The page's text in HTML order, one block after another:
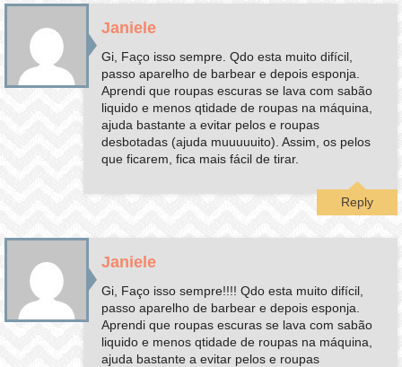
Janiele
Gi, Faço isso sempre. Qdo esta muito difícil,
passo aparelho de barbear e depois esponja.
Aprendi que roupas escuras se lava com sabão
liquido e menos qtidade de roupas na máquina,
ajuda bastante a evitar pelos e roupas
desbotadas (ajuda muuuuuito). Assim, os pelos
que ficarem, fica mais fácil de tirar.
Reply
Janiele
Gi, Faço isso sempre!!!! Qdo esta muito difícil,
passo aparelho de barbear e depois esponja.
Aprendi que roupas escuras se lava com sabão
liquido e menos qtidade de roupas na máquina,
ajuda bastante a evitar pelos e roupas